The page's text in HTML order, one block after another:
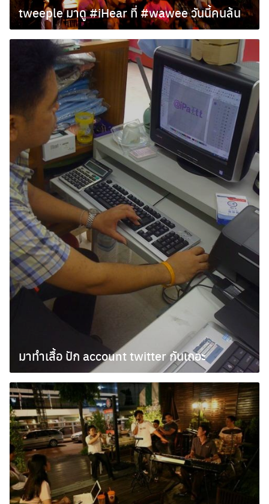
tweeple มาดู #iHear ที่ #wawee วันนี้คนล้น
ตุลาคม 11, 2009
มาทำเสื้อ ปัก account twitter กันเถอะ
ตุลาคม 6, 2009